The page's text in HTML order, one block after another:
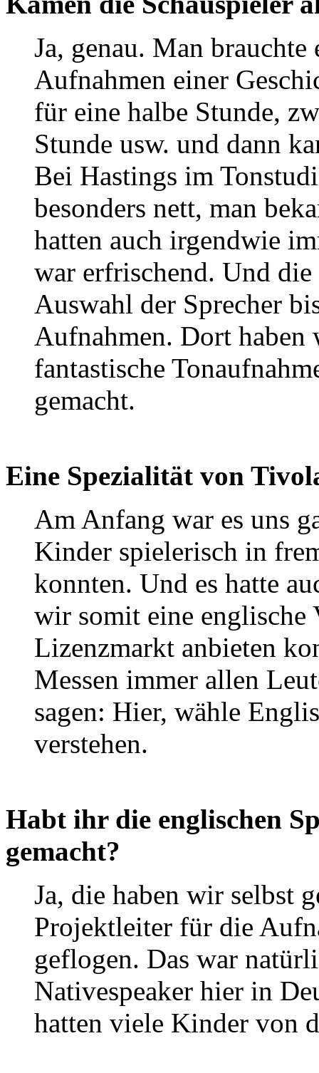
Ja, genau. Man
Aufnahmen einer
für eine halbe Stunde,
Stunde usw. und dann
Bei Hastings im
besonders nett, man
hatten auch irgendwie
war erfrischend. Und
Auswahl der Sprecher
Aufnahmen. Dort
fantastische
gemacht.
Eine Spezialität von
Am Anfang war es uns
Kinder spielerisch in
konnten. Und es hatte
wir somit eine englische
Lizenzmarkt anbieten
Messen immer allen
sagen: Hier, wähle
verstehen.
Habt ihr die englischen
gemacht?
Ja, die haben wir selbst
Projektleiter für die
geflogen. Das war
Nativespeaker hier in
hatten viele Kinder von